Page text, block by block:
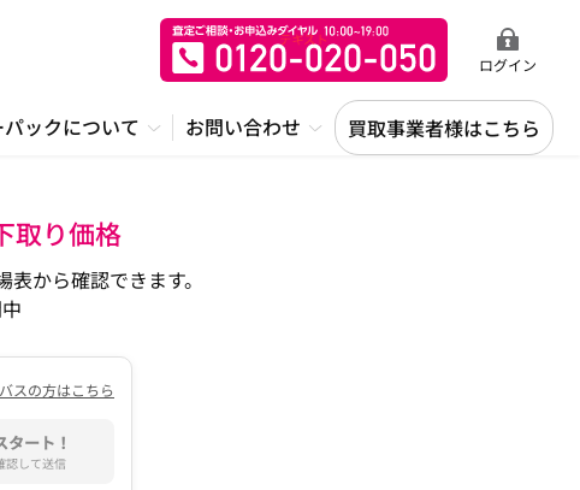
ログイン
ックについて お問い合わせ 買取事業者様はこちら
取り価格
から確認できます。
スの方はこちら
タート！
認して送信